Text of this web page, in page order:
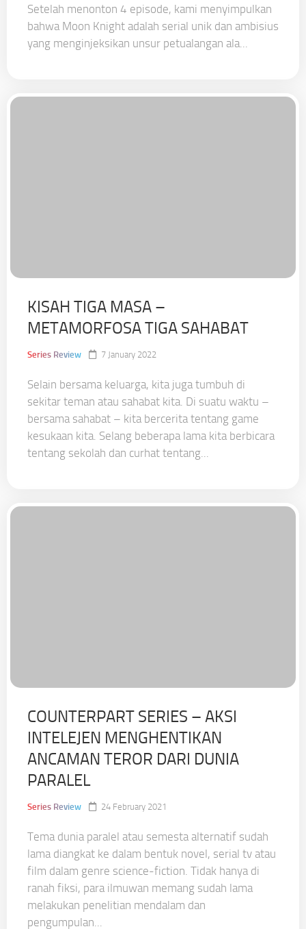
Setelah menonton 4 episode, kami menyimpulkan
bahwa Moon Knight adalah serial unik dan ambisius
yang menginjeksikan unsur petualangan ala...
KISAH TIGA MASA –
METAMORFOSA TIGA SAHABAT
Series Review 7 January 2022
Selain bersama keluarga, kita juga tumbuh di
sekitar teman atau sahabat kita. Di suatu waktu –
bersama sahabat – kita bercerita tentang game
kesukaan kita. Selang beberapa lama kita berbicara
tentang sekolah dan curhat tentang...
COUNTERPART SERIES – AKSI
INTELEJEN MENGHENTIKAN
ANCAMAN TEROR DARI DUNIA
PARALEL
Series Review 24 February 2021
Tema dunia paralel atau semesta alternatif sudah
lama diangkat ke dalam bentuk novel, serial tv atau
film dalam genre science-fiction. Tidak hanya di
ranah fiksi, para ilmuwan memang sudah lama
melakukan penelitian mendalam dan
pengumpulan...